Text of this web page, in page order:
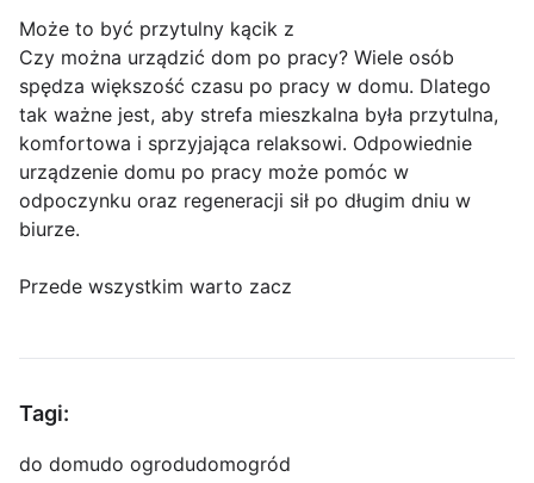
Może to być przytulny kącik z
Czy można urządzić dom po pracy? Wiele osób
spędza większość czasu po pracy w domu. Dlatego
tak ważne jest, aby strefa mieszkalna była przytulna,
komfortowa i sprzyjająca relaksowi. Odpowiednie
urządzenie domu po pracy może pomóc w
odpoczynku oraz regeneracji sił po długim dniu w
biurze.
Przede wszystkim warto zacz
Tagi:
do domudo ogrodudomogród